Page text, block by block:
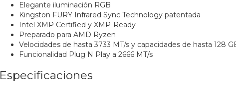
Elegante iluminación RGB
Kingston FURY Infrared Sync Technology patentada
Intel XMP Certified y XMP-Ready
Preparado para AMD Ryzen
Velocidades de hasta 3733 MT/s y capacidades de hasta 128
Funcionalidad Plug N Play a 2666 MT/s
Especificaciones